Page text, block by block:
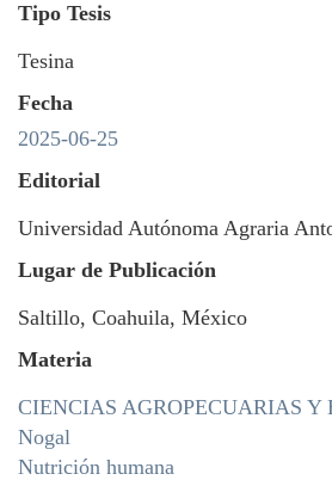
Tipo Tesis
Tesina
Fecha
2025-06-25
Editorial
Universidad Autónoma Agraria
Lugar de Publicación
Saltillo, Coahuila, México
Materia
CIENCIAS AGROPECUARIAS
Nogal
Nutrición humana